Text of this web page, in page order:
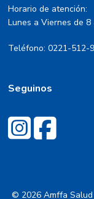
Horario de atención:
Lunes a Viernes de 8
Teléfono: 0221-512-
Seguinos
© 2026 Amffa Salud